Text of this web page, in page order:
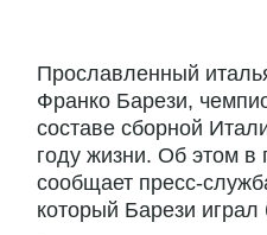
Прославленный
Франко Барези,
составе сборной
году жизни. Об этом в
сообщает пресс-
который Барези играл